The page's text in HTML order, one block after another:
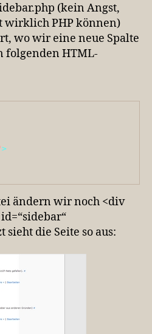
(kein Angst,
wirklich PHP können)
wo wir eine neue Spalte
folgenden HTML-
>
ändern wir noch <div
sieht die Seite so aus: